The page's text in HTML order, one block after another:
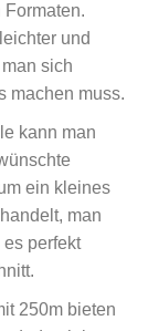
und
sich
machen muss.
kann man
ein kleines
man
perfekt
250m bieten